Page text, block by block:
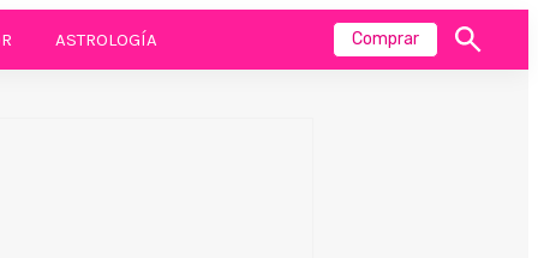
ASTROLOGÍA Comprar
Mostrar